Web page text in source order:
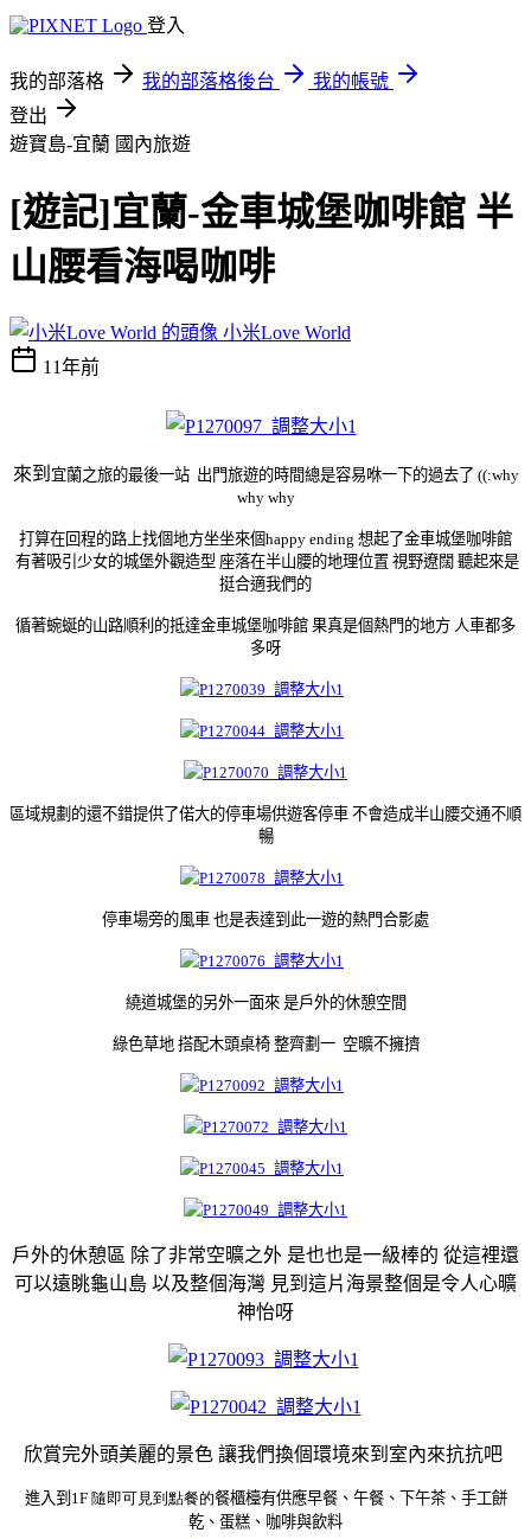
登入
我的部落格 我的部落格後台
我的帳號
登出
遊寶島-宜蘭 國內旅遊
[遊記]宜蘭-金車城堡咖啡館 半
山腰看海喝咖啡
小米Love World
11年前
來到 宜蘭之旅的最後一站出門旅遊的時間總是容易咻一下的過去了 ((:why
why why
打算在回程的路上找個地方坐坐來個happy ending 想起了金車城堡咖啡館
有著吸引少女的城堡外觀造型 座落在半山腰的地理位置 視野遼闊 聽起來是
挺合適我們的
循著蜿蜒的山路 順利的抵達金車城堡咖啡館 果真是個熱門的地方 人車都多
多呀
區域規劃的還不錯提供了偌大的停車場供遊客停車 不會造成半山腰交通不順
暢
停車場旁的風車 也是表達到此一遊的熱門合影處
繞道城堡的另外一面來 是戶外的休憩空間
綠色草地 搭配木頭桌椅 整齊劃一 空曠不擁擠
戶外的休憩區 除了非常空曠之外 是也也是一級棒的 從這裡還
可以遠眺龜山島 以及整個海灣 見到這片海景整個是令人心曠
神怡呀
欣賞完外頭美麗的景色 讓我們換個環境來到室內來抗抗吧
進入到1 F 隨即可見到點餐的餐櫃檯有供應早餐、 午餐、 下午茶、 手工餅
乾、蛋糕 、 咖啡與飲料